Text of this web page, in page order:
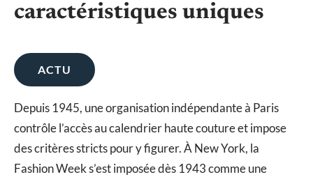
caractéristiques uniques
ACTU
Depuis 1945, une organisation indépendante à Paris
contrôle l’accès au calendrier haute couture et impose
des critères stricts pour y figurer. À New York, la
Fashion Week s’est imposée dès 1943 comme une